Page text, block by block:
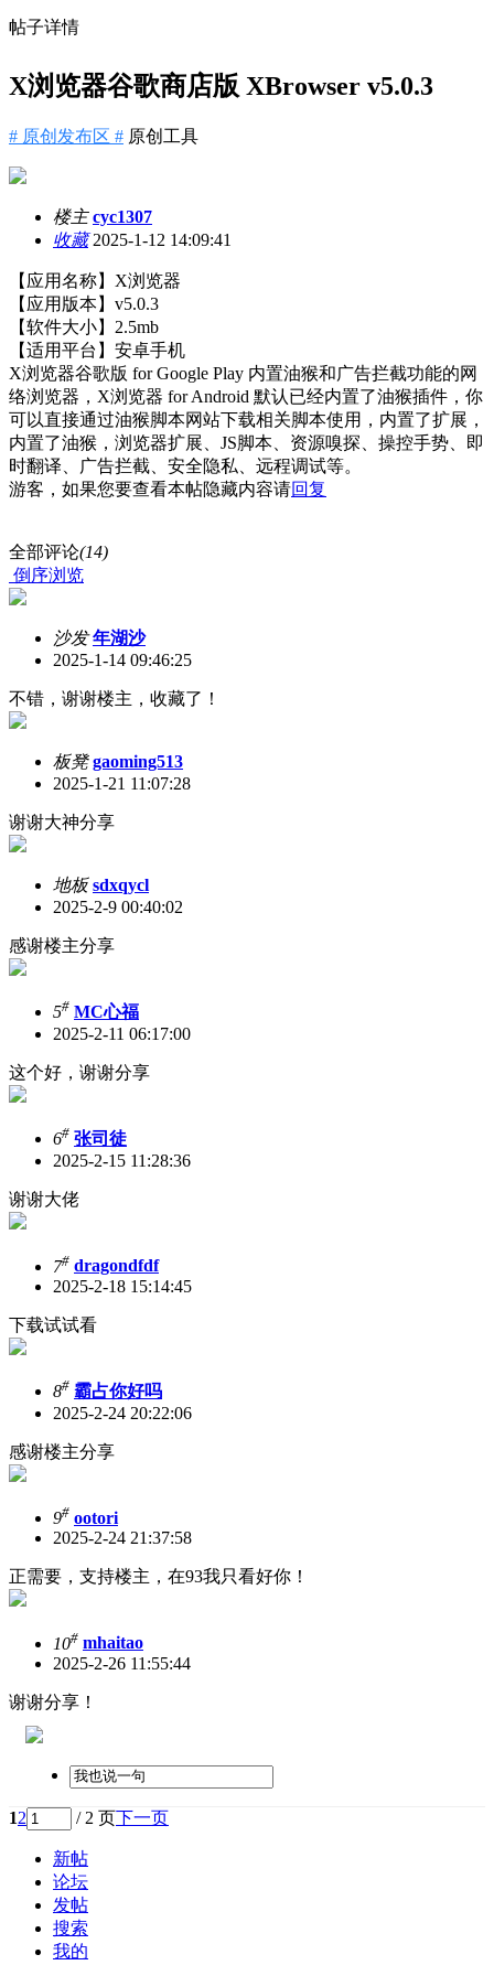
帖子详情
X浏览器谷歌商店版 XBrowser v5.0.3
# 原创发布区 # 原创工具
楼主 cyc1307
收藏2025-1-12 14:09:41
【应用名称】X浏览器
【应用版本】v5.0.3
【软件大小】2.5mb
【适用平台】安卓手机
X浏览器谷歌版 for Google Play 内置油猴和广告拦截功能的网
络浏览器，X浏览器 for Android 默认已经内置了油猴插件，你
可以直接通过油猴脚本网站下载相关脚本使用，内置了扩展，
内置了油猴，浏览器扩展、JS脚本、资源嗅探、操控手势、即
时翻译、广告拦截、安全隐私、远程调试等。
游客，如果您要查看本帖隐藏内容请回复
全部评论(14)
倒序浏览
沙发 年湖沙
2025-1-14 09:46:25
不错，谢谢楼主，收藏了！
板凳 gaoming513
2025-1-21 11:07:28
谢谢大神分享
地板 sdxqycl
2025-2-9 00:40:02
感谢楼主分享
5# MC心福
2025-2-11 06:17:00
这个好，谢谢分享
6# 张司徒
2025-2-15 11:28:36
谢谢大佬
7# dragondfdf
2025-2-18 15:14:45
下载试试看
8# 霸占你好吗
2025-2-24 20:22:06
感谢楼主分享
9# ootori
2025-2-24 21:37:58
正需要，支持楼主，在93我只看好你！
10# mhaitao
2025-2-26 11:55:44
谢谢分享！
12 / 2 页下一页
新帖
论坛
发帖
搜索
我的